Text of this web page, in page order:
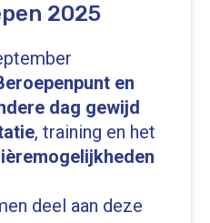
2025
en
dag gewijd
, training en het
deel aan deze